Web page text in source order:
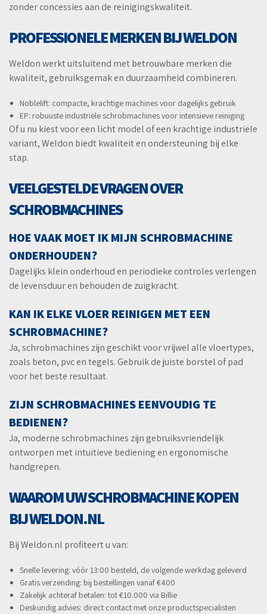
zonder concessies aan de reinigingskwaliteit.
PROFESSIONELE MERKEN BIJ WELDON
Weldon werkt uitsluitend met betrouwbare merken die
kwaliteit, gebruiksgemak en duurzaamheid combineren.
Noblelift: compacte, krachtige machines voor dagelijks gebruik
EP: robuuste industriële schrobmachines voor intensieve reiniging
Of u nu kiest voor een licht model of een krachtige industriële
variant, Weldon biedt kwaliteit en ondersteuning bij elke
stap.
VEELGESTELDE VRAGEN OVER
SCHROBMACHINES
HOE VAAK MOET IK MIJN SCHROBMACHINE
ONDERHOUDEN?
Dagelijks klein onderhoud en periodieke controles verlengen
de levensduur en behouden de zuigkracht.
KAN IK ELKE VLOER REINIGEN MET EEN
SCHROBMACHINE?
Ja, schrobmachines zijn geschikt voor vrijwel alle vloertypes,
zoals beton, pvc en tegels. Gebruik de juiste borstel of pad
voor het beste resultaat.
ZIJN SCHROBMACHINES EENVOUDIG TE
BEDIENEN?
Ja, moderne schrobmachines zijn gebruiksvriendelijk
ontworpen met intuïtieve bediening en ergonomische
handgrepen.
WAAROM UW SCHROBMACHINE KOPEN
BIJ WELDON.NL
Bij Weldon.nl profiteert u van:
Snelle levering: vóór 13:00 besteld, de volgende werkdag geleverd
Gratis verzending: bij bestellingen vanaf €400
Zakelijk achteraf betalen: tot €10.000 via Billie
Deskundig advies: direct contact met onze productspecialisten